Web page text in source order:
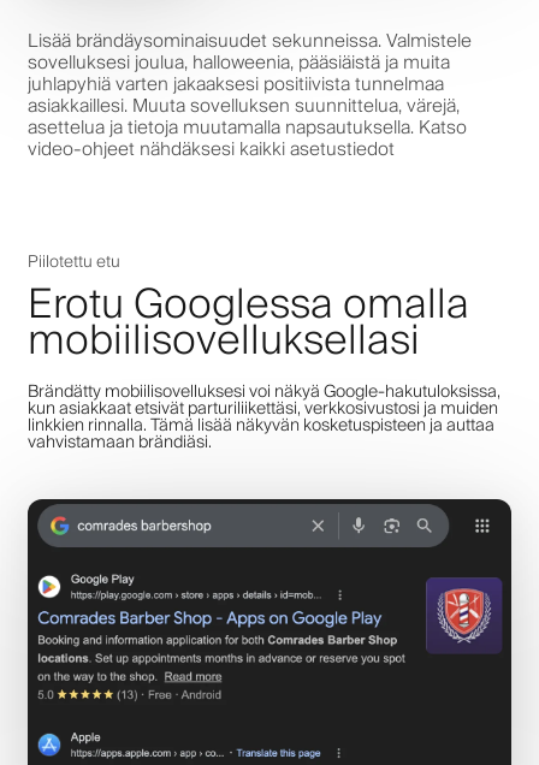
Lisää brändäysominaisuudet sekunneissa. Valmistele
sovelluksesi joulua, halloweenia, pääsiäistä ja muita
juhlapyhiä varten jakaaksesi positiivista tunnelmaa
asiakkaillesi. Muuta sovelluksen suunnittelua, värejä,
asettelua ja tietoja muutamalla napsautuksella. Katso
video-ohjeet nähdäksesi kaikki asetustiedot
Piilotettu etu
Erotu Googlessa omalla
mobiilisovelluksellasi
Brändätty mobiilisovelluksesi voi näkyä Google-hakutuloksissa,
kun asiakkaat etsivät parturiliikettäsi, verkkosivustosi ja muiden
linkkien rinnalla. Tämä lisää näkyvän kosketuspisteen ja auttaa
vahvistamaan brändiäsi.